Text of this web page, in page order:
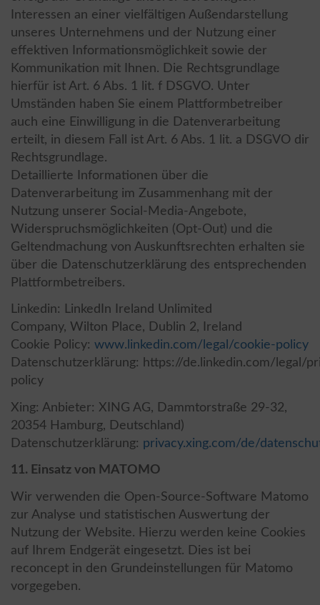
Interessen an einer vielfältigen Außendarstellung
unseres Unternehmens und der Nutzung einer
effektiven Informationsmöglichkeit sowie der
Kommunikation mit Ihnen. Die Rechtsgrundlage
hierfür ist Art. 6 Abs. 1 lit. f DSGVO. Unter
Umständen haben Sie einem Plattformbetreiber
auch eine Einwilligung in die Datenverarbeitung
erteilt, in diesem Fall ist Art. 6 Abs. 1 lit. a DSGVO dir
Rechtsgrundlage.
Detaillierte Informationen über die
Datenverarbeitung im Zusammenhang mit der
Nutzung unserer Social-Media-Angebote,
Widerspruchsmöglichkeiten (Opt-Out) und die
Geltendmachung von Auskunftsrechten erhalten sie
über die Datenschutzerklärung des entsprechenden
Plattformbetreibers.
Linkedin: LinkedIn Ireland Unlimited
Company, Wilton Place, Dublin 2, Ireland
Cookie Policy: www.linkedin.com/legal/cookie-policy
Datenschutzerklärung: https://de.linkedin.com/legal/
policy
Xing: Anbieter: XING AG, Dammtorstraße 29-32,
20354 Hamburg, Deutschland)
Datenschutzerklärung: privacy.xing.com/de/
11. Einsatz von MATOMO
Wir verwenden die Open-Source-Software Matomo
zur Analyse und statistischen Auswertung der
Nutzung der Website. Hierzu werden keine Cookies
auf Ihrem Endgerät eingesetzt. Dies ist bei
reconcept in den Grundeinstellungen für Matomo
vorgegeben.